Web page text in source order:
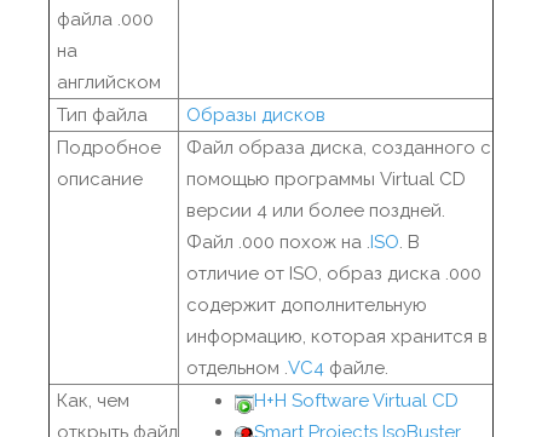
файла .000
на
английском
Тип файла
Образы дисков
Подробное
описание
Файл образа диска, созданного с
помощью программы Virtual CD
версии 4 или более поздней.
Файл .000 похож на .ISO. В
отличие от ISO, образ диска .000
содержит дополнительную
информацию, которая хранится в
отдельном .VC4 файле.
Как, чем
открыть файл
H+H Software Virtual CD
Smart Projects IsoBuster